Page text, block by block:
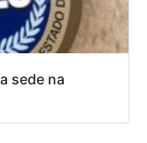
sede na